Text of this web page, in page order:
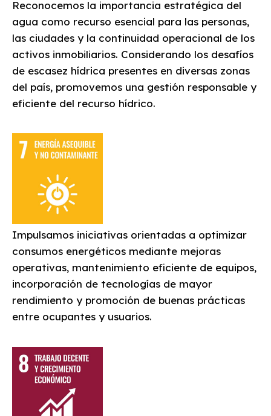
Reconocemos la importancia estratégica del
agua como recurso esencial para las personas,
las ciudades y la continuidad operacional de los
activos inmobiliarios. Considerando los desafíos
de escasez hídrica presentes en diversas zonas
del país, promovemos una gestión responsable y
eficiente del recurso hídrico.
Impulsamos iniciativas orientadas a optimizar
consumos energéticos mediante mejoras
operativas, mantenimiento eficiente de equipos,
incorporación de tecnologías de mayor
rendimiento y promoción de buenas prácticas
entre ocupantes y usuarios.